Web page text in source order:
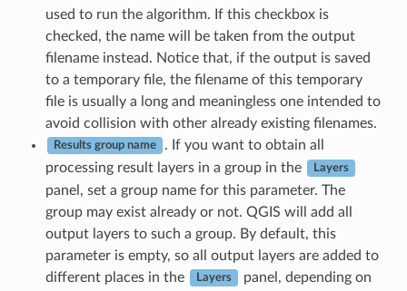
used to run the algorithm. If this checkbox is
checked, the name will be taken from the output
filename instead. Notice that, if the output is saved
to a temporary file, the filename of this temporary
file is usually a long and meaningless one intended to
avoid collision with other already existing filenames.
Results group name
. If you want to obtain all
processing result layers in a group in the
Layers
panel, set a group name for this parameter. The
group may exist already or not. QGIS will add all
output layers to such a group. By default, this
parameter is empty, so all output layers are added to
different places in the
Layers panel, depending on